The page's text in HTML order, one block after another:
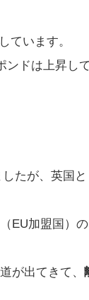
しています。
ンドは上昇し
たが、英国と
EU加盟国）の
が出てきて、